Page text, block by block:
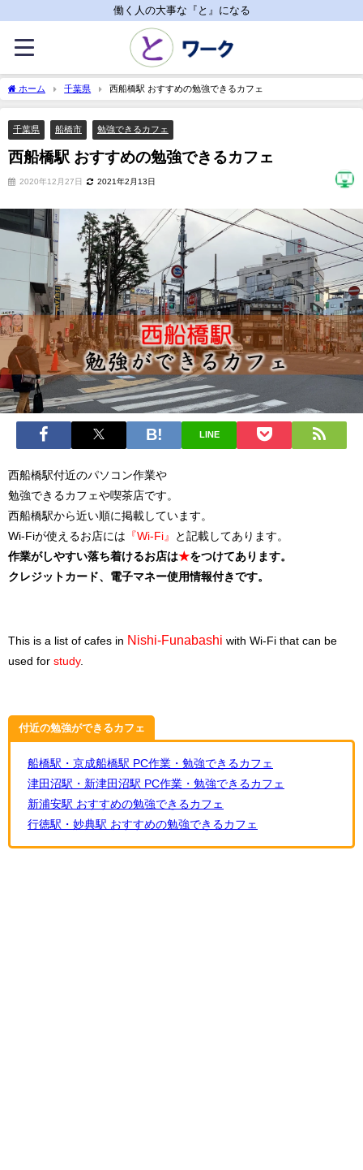
働く人の大事な『と』になる
ホーム 千葉県 西船橋駅 おすすめの勉強できるカフェ
千葉県 船橋市 勉強できるカフェ
西船橋駅 おすすめの勉強できるカフェ
2020年12月27日 2021年2月13日
LINE
西船橋駅付近のパソコン作業や
勉強できるカフェや喫茶店です。
西船橋駅から近い順に掲載しています。
Wi-Fiが使えるお店には 『Wi-Fi』
と記載してあります。
作業がしやすい落ち着けるお店は★をつけてあります。
クレジットカード、電子マネー使用情報付きです。
This is a list of cafes in Nishi-Funabashi with Wi-Fi that can be
used for study.
付近の勉強ができるカフェ
船橋駅・京成船橋駅 PC作業・勉強できるカフェ
津田沼駅・新津田沼駅 PC作業・勉強できるカフェ
新浦安駅 おすすめの勉強できるカフェ
行徳駅・妙典駅 おすすめの勉強できるカフェ